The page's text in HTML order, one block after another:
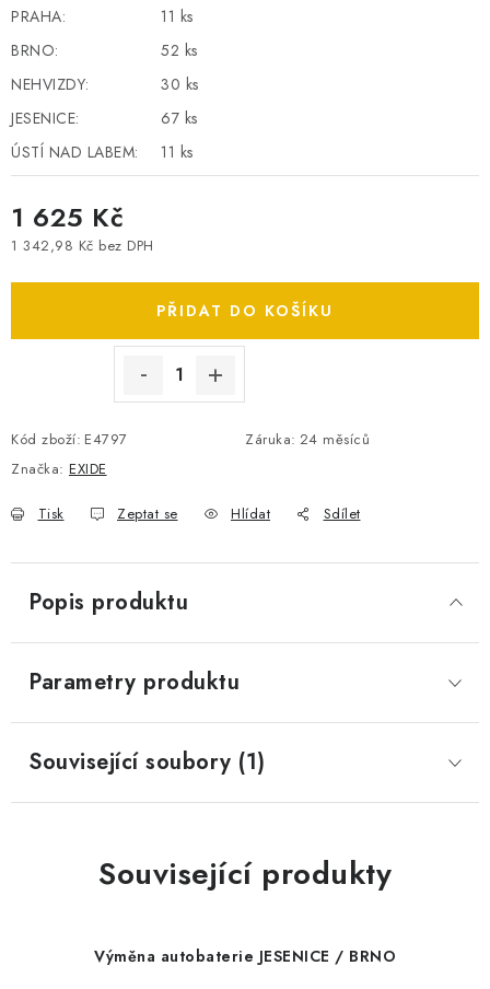
BATERIE PRO NOUZOVÁ OSVĚTLENÍ
PŘÍSLUŠENSTVÍ
DOPRAVA ZDARMA
KONTAKTY
POŠTOVNÉ A DOPRAVA
VÝMĚNA AUTOBATERIE
OBCHODNÍ PODMÍNKY
OCHRANA OSOBNÍCH ÚDAJŮ
OVĚŘOVÁNÍ RECENZÍ
JAK NA TO S BATTERY.CZ
ZPĚTNÝ ODBĚR ELEKTROZAŘÍZENÍ A BATERIÍ
PRAHA:
11 ks
BRNO:
52 ks
NEHVIZDY:
30 ks
JESENICE:
67 ks
ÚSTÍ NAD LABEM:
11 ks
1 625 Kč
1 342,98 Kč bez DPH
PŘIDAT DO KOŠÍKU
Kód zboží: E4797 Záruka: 24 měsíců
Značka: EXIDE
Tisk Zeptat se Hlídat Sdílet
Popis produktu
Parametry produktu
Související soubory (1)
Související produkty
Výměna autobaterie JESENICE / BRNO